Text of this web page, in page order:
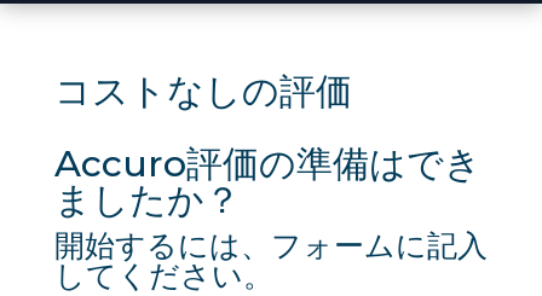
コストなしの評価
Accuro評価の準備はでき
ましたか？
開始するには、フォームに記入
してください。